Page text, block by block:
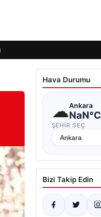
Hava Durumu
☁Ankara
NaN°C
ŞEHIR SEÇ
Bizi Takip Edin